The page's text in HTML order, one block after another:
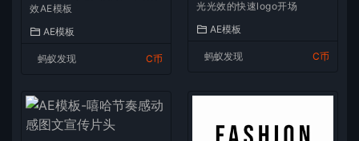
效AE模板
AE模板
蚂蚁发现 C币
光光效的快速logo开场
AE模板
蚂蚁发现 C币